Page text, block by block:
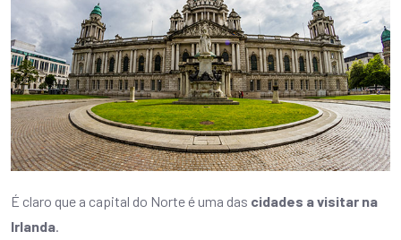
É claro que a capital do Norte é uma das cidades a visitar na
Irlanda.